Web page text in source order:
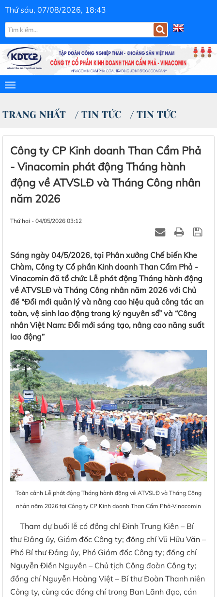
Thứ sáu, 07/08/2026, 18:43
TRANG NHẤT / TIN TỨC / TIN TỨC
Công ty CP Kinh doanh Than Cẩm Phả
- Vinacomin phát động Tháng hành
động về ATVSLĐ và Tháng Công nhân
năm 2026
Thứ hai - 04/05/2026 03:12
Sáng ngày 04/5/2026, tại Phân xưởng Chế biến Khe
Chàm, Công ty Cổ phần Kinh doanh Than Cẩm Phả -
Vinacomin đã tổ chức Lễ phát động Tháng hành động
về ATVSLĐ và Tháng Công nhân năm 2026 với Chủ
đề “Đổi mới quản lý và nâng cao hiệu quả công tác an
toàn, vệ sinh lao động trong kỷ nguyên số” và “Công
nhân Việt Nam: Đổi mới sáng tạo, nâng cao năng suất
lao động”
Toàn cảnh Lễ phát động Tháng hành động về ATVSLĐ và Tháng Công
nhân năm 2026 tại Công ty CP Kinh doanh Than Cẩm Phả-Vinacomin
Tham dự buổi lễ có đồng chí Đinh Trung Kiên – Bí
thư Đảng ủy, Giám đốc Công ty; đồng chí Vũ Hữu Văn –
Phó Bí thư Đảng ủy, Phó Giám đốc Công ty; đồng chí
Nguyễn Điền Nguyên – Chủ tịch Công đoàn Công ty;
đồng chí Nguyễn Hoàng Việt – Bí thư Đoàn Thanh niên
Công ty, cùng các đồng chí trong Ban Lãnh đạo, cán